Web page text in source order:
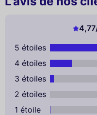
4,77
5 étoiles
4 étoiles
3 étoiles
2 étoiles
1 étoile